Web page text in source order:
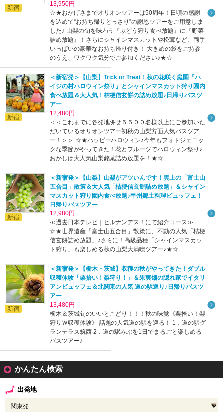
13
新宿
13,950円
☆★おかげさまでオリオンツアーは50周年！日頃の感謝
を込めて“お持ち帰りどっさり”の謝恩ツアーをご用意しま
した♪ 山梨の旬を味わう『ぶどう狩り食べ放題』に『野菜
詰め放題』！さらにシャインマスカットや松茸など、両手
いっぱいの豪華なお持ち帰り付き！ 大きめの袋をご持参
のうえ、ワクワク気分でご参加ください♪★☆
新宿
＜新宿発＞【山梨】Trick or Treat！秋の花咲く庭園『ハ
イジの村ハロウィン祭り』とシャインマスカット狩り園内
食べ放題＆大人気！桔梗信玄餅の詰め放題♪日帰りバスツ
アー
12,480円
＜＜これまでに各発地併せ５５００名様以上にご参加いた
だいているオリオンツアー初秋の山梨方面人気バスツア
ー！＞＞ ☆★ハッピーハロウィン♪今年もフォトジェニッ
クな季節がやってきた！花とフルーツでハロウィン祭り♪
おかしは大人気山梨銘菓詰め放題を！★☆
新宿
＜新宿発＞【山梨】山梨がアツいんです！雲上の「富士山
五合目」散策＆大人気「桔梗信玄餅詰め放題」＆シャイン
マスカット狩り園内食べ放題♪甲州郷土料理ビュッフェ！
日帰りバスツアー
12,980円
≪過去日本テレビ｜ヒルナンデス！にて紹介コース≫
☆★世界遺産「富士山五合目」散策に、不動の人気「桔梗
信玄餅詰め放題」♪さらに！高級品種「シャインマスカッ
ト狩り」も楽しめる秋の山梨大満喫ツアー♪★☆
新宿
＜新宿発＞【栃木・茨城】収穫の秋がやってきた！ダブル
収穫体験「栗拾い！梨狩り！」＆果実畑の隠れ家でイタリ
アンビュッフェ＆北関東の人気 道の駅巡り♪日帰りバスツ
アー
13,480円
栃木＆茨城旬のいいとこどり！！！秋の味覚《栗拾い！梨
狩りＷ収穫体験》 話題の人気道の駅を巡る！ 1．道の駅グ
ランテラス筑西 2．道の駅みぶを1日でまるごと楽しめる
バスツアー♪
かんたん検索
出発地